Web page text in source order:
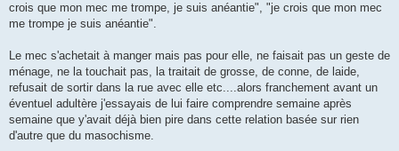
crois que mon mec me trompe, je suis anéantie", "je crois que mon mec
me trompe je suis anéantie".
Le mec s'achetait à manger mais pas pour elle, ne faisait pas un geste de
ménage, ne la touchait pas, la traitait de grosse, de conne, de laide,
refusait de sortir dans la rue avec elle etc....alors franchement avant un
éventuel adultère j'essayais de lui faire comprendre semaine après
semaine que y'avait déjà bien pire dans cette relation basée sur rien
d'autre que du masochisme.